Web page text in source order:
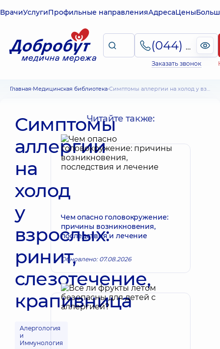
ВрачиУслугиПрофильные направленияАдресаЦены
(044) 495-2-888
Заказать звонок
Главная Медицинская библиотека Симптомы аллергии на холод у взрослых: ринит, слезотечение, крапивница
Симптомы
аллергии
на
холод
у
взрослых:
ринит,
слезотечение,
крапивница
Алергология
и
Иммунология
Читайте также:
Чем опасно головокружение:
причины возникновения,
последствия и лечение
Обновлено: 07.08.2026